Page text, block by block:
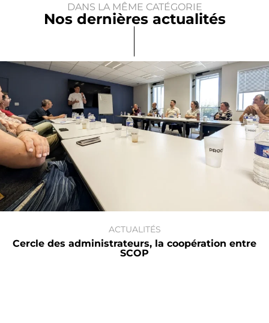
DANS LA MÊME CATÉGORIE
Nos dernières actualités
ACTUALITÉS
Cercle des administrateurs, la coopération entre
SCOP